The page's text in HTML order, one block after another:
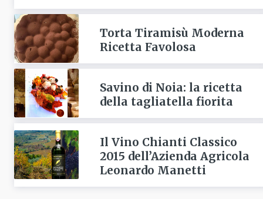
Torta Tiramisù Moderna
Ricetta Favolosa
Savino di Noia: la ricetta
della tagliatella fiorita
Il Vino Chianti Classico
2015 dell’Azienda Agricola
Leonardo Manetti